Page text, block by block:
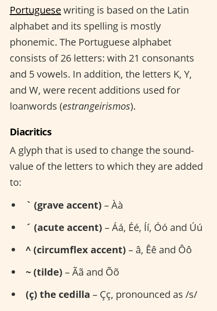
Portuguesewriting is based on the Latin
alphabet and its spelling is mostly
phonemic. The Portuguese alphabet
consists of 26 letters: with 21 consonants
and 5 vowels. In addition, the letters K, Y,
and W, were recent additions used for
loanwords (estrangeirismos).
Diacritics
A glyph that is used to change the sound-
value of the letters to which they are added
to:
` (grave accent) – Àà
´ (acute accent) – Áá, Éé, Íí, Óó and Úú
^ (circumflex accent) – â, Êê and Ôô
~ (tilde) – Ãã and Õõ
(ç) the cedilla – Çç, pronounced as /s/